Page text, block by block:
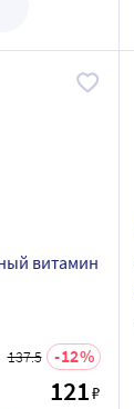
витамин
137.5 12
121₽